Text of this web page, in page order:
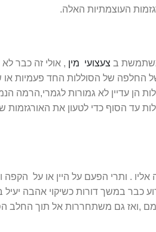
העוצמתיות האלה.
ב צעצועי מין , אולי זה כבר
החלפה של הסוללות החד פעמיות או
הן עדיין לא גמורות לגמרי,הרמה
עד הסוף כדי לטעון את
. ותרי הפעם על היין או על הקפה
כבר במשך דורות כשיקוי אהבה
,ואז גם משתחררות אל תוך החלב